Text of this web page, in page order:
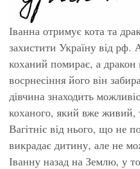
Іванна отримує кота та
захистити Україну від рф.
коханий помирає, а дракон
восрнесіння його він
дівчина знаходить
коханого, який вже
Вагітніє від нього, що не
викрадає дитину, але не
Іванну назад на Землю, у